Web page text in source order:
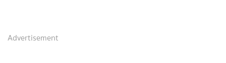
Advertisement